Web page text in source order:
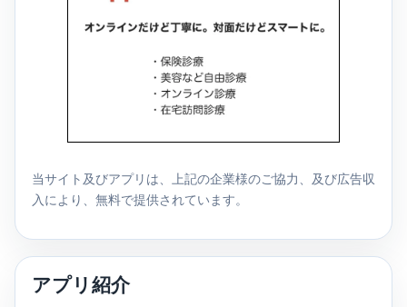
当サイト及びアプリは、上記の企業様のご協力、及び広告収
入により、無料で提供されています。
アプリ紹介